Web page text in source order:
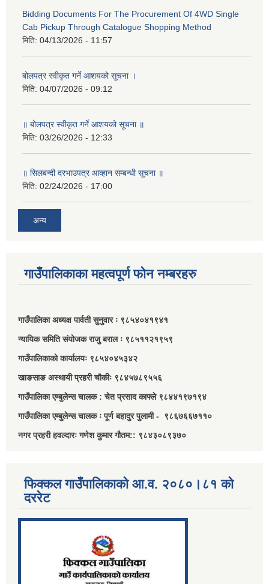
Bidding Documents For The Procurement Of 4WD Single
Cab Pickup Through Catalogue Shopping Method
मिति: 04/13/2026 - 11:57
बोलपत्र स्वीकृत गर्ने आशयको सूचना ।
मिति: 04/07/2026 - 09:12
॥ बोलपत्र स्वीकृत गर्ने आशयको सूचना ॥
मिति: 03/26/2026 - 12:33
॥ सिलबन्दी दरभाउपत्र आव्हान सम्बन्धी सूचना ॥
मिति: 02/24/2026 - 17:00
अन्य
गाउँपालिकाका महत्वपूर्ण फोन नम्बरहरु
गाउँपालिका अध्यक्ष पार्वती सुनुवार ः ९८५४०४१९४१
न्यायिक समिति संयोजक राजु बराल ः ९८५११२१९५९
गाउँपालिकाको कार्यालयः ९८५४०४५३४२
खाङसाङ अस्थायी प्रहरी चौकीः ९८४५७८९५५६
गाउँपालिका एम्बुलेन्स चालक : चेत प्रसाद काफ्ले ९८४४१९७१९४
गाउँपालिका एम्बुलेन्स चालक ः पूर्ण बहादुर पुलामी - ९८६७६६७११०
नगर प्रहरी हवल्दारः गणेश कुमार गौतम:: ९८४३०८९३७०
फिक्कल गाउँपालिकाको आ.व. २०८०।८१ को
दररेट